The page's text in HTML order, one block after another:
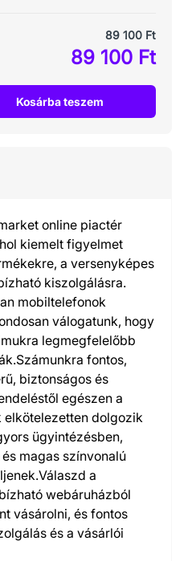
89 100 Ft
89 100 Ft
Kosárba teszem
online piactér
kiemelt figyelmet
a versenyképes
kiszolgálásra.
mobiltelefonok
válogatunk, hogy
legmegfelelőbb
fontos,
biztonságos és
egészen a
elkötelezetten dolgozik
ügyintézésben,
magas színvonalú
a
webáruházból
vásárolni, és fontos
és a vásárlói